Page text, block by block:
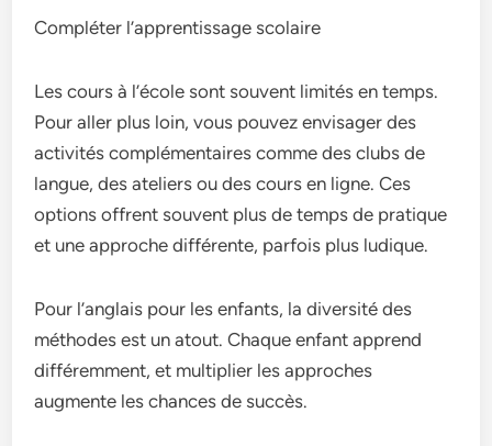
Compléter l’apprentissage scolaire
Les cours à l’école sont souvent limités en temps.
Pour aller plus loin, vous pouvez envisager des
activités complémentaires comme des clubs de
langue, des ateliers ou des cours en ligne. Ces
options offrent souvent plus de temps de pratique
et une approche différente, parfois plus ludique.
Pour l’anglais pour les enfants, la diversité des
méthodes est un atout. Chaque enfant apprend
différemment, et multiplier les approches
augmente les chances de succès.